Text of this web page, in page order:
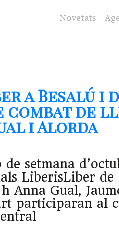
Novetats
a Besalú i
combat de
i Alorda
setmana
LiberisLiber de
Anna Gual,
participaran al